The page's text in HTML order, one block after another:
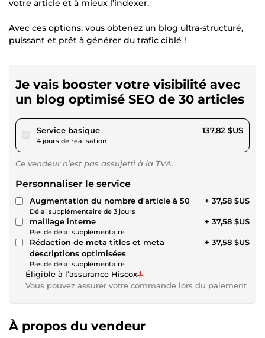
votre article et à mieux l’indexer.
Avec ces options, vous obtenez un blog ultra-structuré,
puissant et prêt à générer du trafic ciblé !
Je vais booster votre visibilité avec
un blog optimisé SEO de 30 articles
Service basiquepour 127,02 $US
4 jours de réalisation
137,82 $US
Ce vendeur n’est pas assujetti à la TVA.
Personnaliser le service
Augmentation du nombre d'article à 50
Délai supplémentaire de 3 jours
+ 37,58 $US
maillage interne
Pas de délai supplémentaire
+ 37,58 $US
Rédaction de meta titles et meta
descriptions optimisées
Pas de délai supplémentaire
+ 37,58 $US
Éligible à l’assurance Hiscox
Vous pouvez assurer votre commande lors du paiement
À propos du vendeur